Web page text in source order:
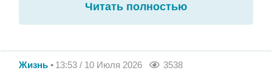
Читать полностью
Жизнь 13:53 / 10 Июля 2026 3538